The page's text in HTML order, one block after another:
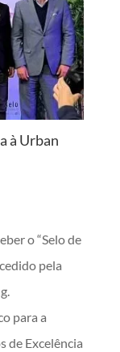
à Urban
o “Selo de
pela
para a
de Excelência